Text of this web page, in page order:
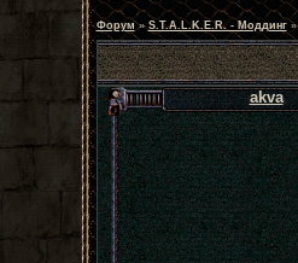
Форум » S.T.A.L.K.E.R. - Моддинг »
akva